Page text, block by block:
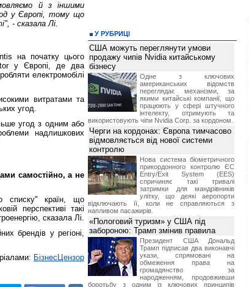
й з іншими
у Європі, тому що
- сказала Лі.
на початку цього
у Європі, де два
електромобілі
витратами та
угод.
угод з одним або
надлишкових
самостійно, а не
списку" країн, що
перспективі такі
сказала Лі.
брендів у регіоні,
БізнесЦензор
У РУБРИЦІ
США можуть переглянути умови
продажу чипів Nvidia китайському
бізнесу
Одне з ключових
американських відомств
переглядає механізми, за
якими китайські компанії, що
працюють у сфері штучного
інтелекту, отримують та
використовують чіпи Nvidia Corp. за кордоном.
Черги на кордонах: Європа тимчасово
відмовляється від нової системи
контролю
Нова система біометричного
прикордонного контролю ЄС
Entry/Exit System (EES)
спричиняє такі тривалі
затримки для мандрівників
улітку, що деякі аеропорти
відключають її, коли не справляються з
напливом пасажирів.
«Пологовий туризм» у США під
забороною: Трамп змінив правила
Президент США Дональд
Трамп підписав два виконавчі
укази, спрямовані на
обмеження права на
громадянство за
народженням, продовживши
боротьбу з одним із ключових принципів